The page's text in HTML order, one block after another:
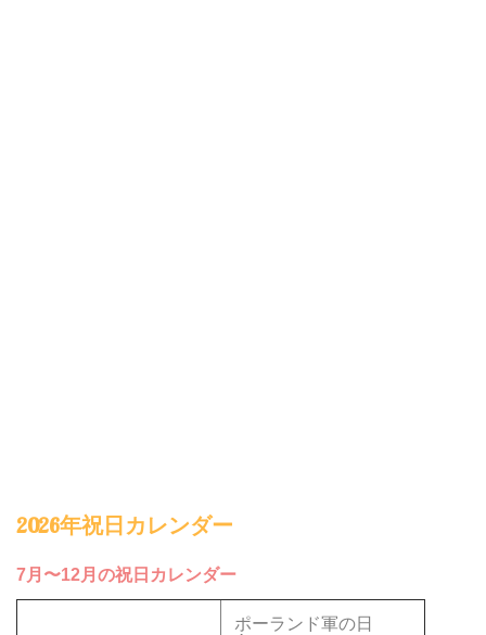
2026年祝日カレンダー
7月〜12月の祝日カレンダー
ポーランド軍の日